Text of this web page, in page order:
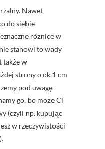
Nawet
do siebie
różnice w
stanowi to wady
także w
strony o ok.1 cm
pod uwagę
go, bo może Ci
(czyli np. kupując
w rzeczywistości